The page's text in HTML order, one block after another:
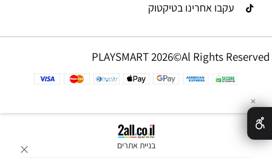
עקבו אחרינו בטיקטוק
PLAYSMART 2026©Al Rights Reserved
בניית אתרים
✕